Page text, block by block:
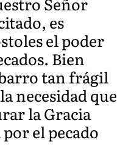
es
el poder
Bien
barro tan frágil
necesidad que
la Gracia
el pecado